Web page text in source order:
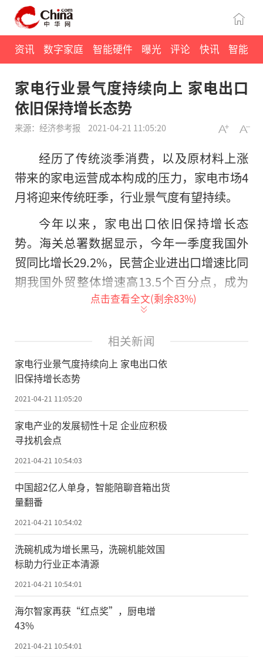
资讯 数字家庭 智能硬件 曝光 评论 快讯 智能
家电行业景气度持续向上 家电出口
依旧保持增长态势
来源：经济参考报 2021-04-21 11:05:20
经历了传统淡季消费，以及原材料上涨
带来的家电运营成本构成的压力，家电市场4
月将迎来传统旺季，行业景气度有望持续。
今年以来，家电出口依旧保持增长态
势。海关总署数据显示，今年一季度我国外
贸同比增长29.2%，民营企业进出口增速比同
期我国外贸整体增速高13.5个百分点，成为
我国外贸进出口增长最主要的拉动力量。其
材及药品等商品增速均超过70%。
国内市场方面，今年前几个月，生产端
的大量家电企业忙于解决上游供应链供货不
及时、进货成本波动等问题;而部分经销商又
忙于在涨价大潮中全面备货。随着家装旺季
的到来，市场消费热度开始启动，家电市场
也有望迎来回暖趋势。即将到来
一”小长假以及6月“6·18”大促等活动也
成为引爆消费的契机。
前期家电板块表现相对较弱，除市场估
值收缩外，还受制于上游原材料涨价引起的
毛利率下滑担忧。不过，机构人士指出，从
另一个角度来看，涨价对应经济上行周期，
具体表现为去年5月以来房地产销售处在扩张
通道，这将对家电量价形成有力支撑。财通
证券指出，近期地产销售大幅增长，1-2月全
点击查看全文(剩余83%)
相关新闻
家电行业景气度持续向上 家电出口依
旧保持增长态势
2021-04-21 11:05:20
家电产业的发展韧性十足 企业应积极
寻找机会点
2021-04-21 10:54:03
中国超2亿人单身，智能陪聊音箱出货
量翻番
2021-04-21 10:54:02
洗碗机成为增长黑马，洗碗机能效国
标助力行业正本清源
2021-04-21 10:54:01
海尔智家再获“红点奖”，厨电增
43%
2021-04-21 10:54:01